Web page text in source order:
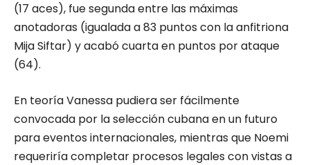
(17 aces), fue segunda entre las máximas
anotadoras (igualada a 83 puntos con la anfitriona
Mija Siftar) y acabó cuarta en puntos por ataque
(64).
En teoría Vanessa pudiera ser fácilmente
convocada por la selección cubana en un futuro
para eventos internacionales, mientras que Noemi
requeriría completar procesos legales con vistas a